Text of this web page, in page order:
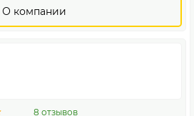
О компании
8 отзывов